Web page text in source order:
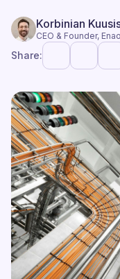
Korbinian
CEO & Founder,
Share: